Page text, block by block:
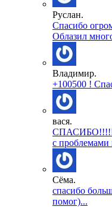
Руслан.
Спасибо
Облазил
Владимир.
+100500 !
вася.
СПАСИБО!!!!!
с проблемами
Сёма.
спасибо
помог)...